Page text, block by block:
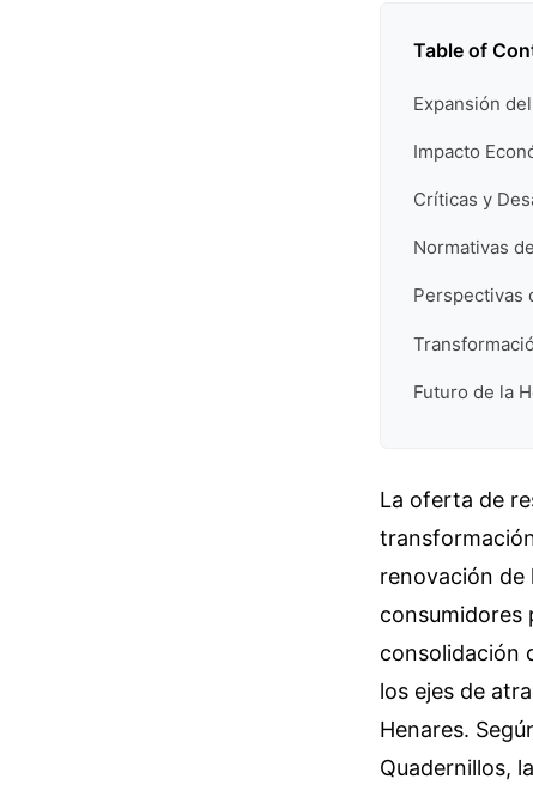
Table of
Expansión
Impacto
Críticas y
Normativas
Perspectivas
Futuro de la
La oferta de
renovación de
consumidores
consolidación
los ejes de
Henares.
Quadernillos,